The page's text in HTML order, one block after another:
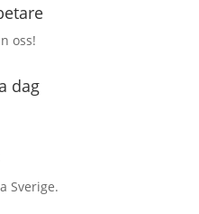
oss!
dag
Sverige.